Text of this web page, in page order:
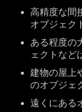
高精度な間
オブジェク
ある程度の
ェクトなど
建物の屋上
のオブジェ
遠くにある